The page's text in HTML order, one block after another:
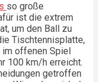
so große
ist die extrem
um den Ball zu
Tischtennisplatte,
offenen Spiel
100 km/h erreicht.
getroffen